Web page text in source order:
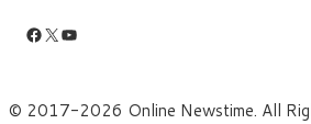
Facebook
X YouTube
© 2017-2026 Online Newstime. All